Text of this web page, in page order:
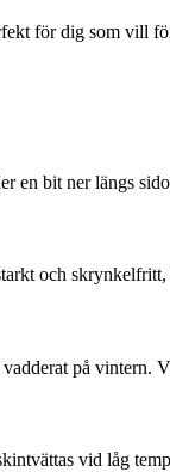
för dig som vill
bit ner längs
och
på
vid låg